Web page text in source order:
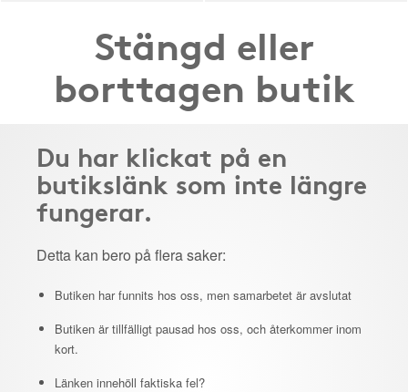
Stängd eller
borttagen butik
Du har klickat på en
butikslänk som inte längre
fungerar.
Detta kan bero på flera saker:
Butiken har funnits hos oss, men samarbetet är avslutat
Butiken är tillfälligt pausad hos oss, och återkommer inom
kort.
Länken innehöll faktiska fel?